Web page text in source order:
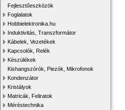
Fejlesztőeszközök
Foglalatok
Hobbielektronika.hu
Induktivitás, Transzformátor
Kábelek, Vezetékek
Kapcsolók, Relék
Készülékek
Kishangszórók, Piezók, Mikrofonok
Kondenzátor
Kristályok
Matricák, Feliratok
Méréstechnika